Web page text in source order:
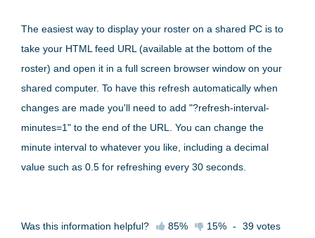
The easiest way to display your roster on a shared PC is to
take your HTML feed URL (available at the bottom of the
roster) and open it in a full screen browser window on your
shared computer. To have this refresh automatically when
changes are made you'll need to add "?refresh-interval-
minutes=1" to the end of the URL. You can change the
minute interval to whatever you like, including a decimal
value such as 0.5 for refreshing every 30 seconds.
Was this information helpful? 85% 15% - 39 votes